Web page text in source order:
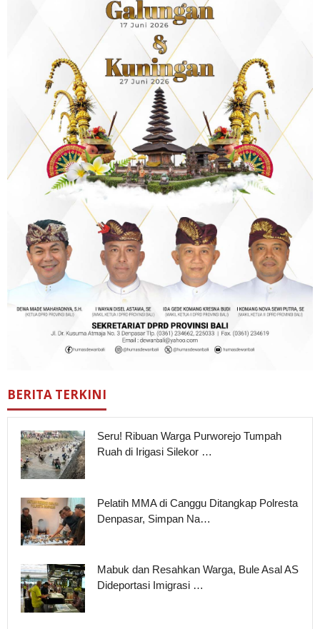
BERITA TERKINI
Seru! Ribuan Warga Purworejo Tumpah
Ruah di Irigasi Silekor …
Pelatih MMA di Canggu Ditangkap Polresta
Denpasar, Simpan Na…
Mabuk dan Resahkan Warga, Bule Asal AS
Dideportasi Imigrasi …